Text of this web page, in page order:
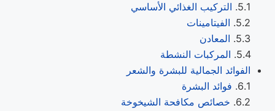
التركيب الغذائي الأساسي
الفيتامينات
المعادن
المركبات النشطة
الفوائد الجمالية للبشرة والشعر
فوائد البشرة
خصائص مكافحة الشيخوخة